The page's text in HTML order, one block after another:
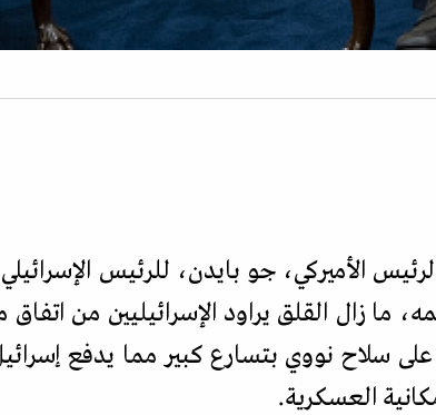
الأميركي، جو بايدن، للرئيس
ما زال القلق يراود الإسرائيليين من
سلاح نووي بتسارع كبير مما يدفع
العسكرية.